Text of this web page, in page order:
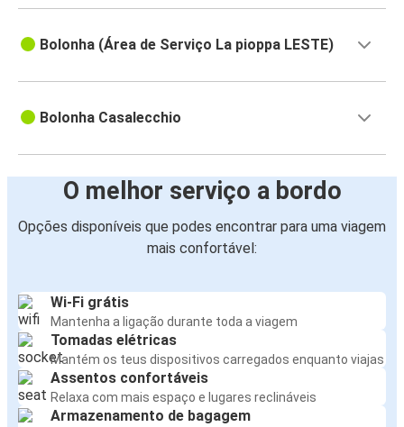
Bolonha (Área de Serviço La pioppa LESTE)
Bolonha Casalecchio
O melhor serviço a bordo
Opções disponíveis que podes encontrar para uma viagem
mais confortável:
Wi-Fi grátis
Mantenha a ligação durante toda a viagem
Tomadas elétricas
Mantém os teus dispositivos carregados enquanto viajas
Assentos confortáveis
Relaxa com mais espaço e lugares reclináveis
Armazenamento de bagagem